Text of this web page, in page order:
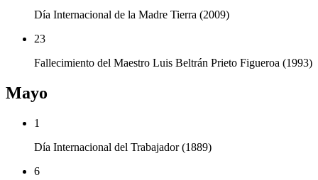
Día Internacional de la Madre Tierra (2009)
23
Fallecimiento del Maestro Luis Beltrán Prieto Figueroa (1993)
Mayo
1
Día Internacional del Trabajador (1889)
6